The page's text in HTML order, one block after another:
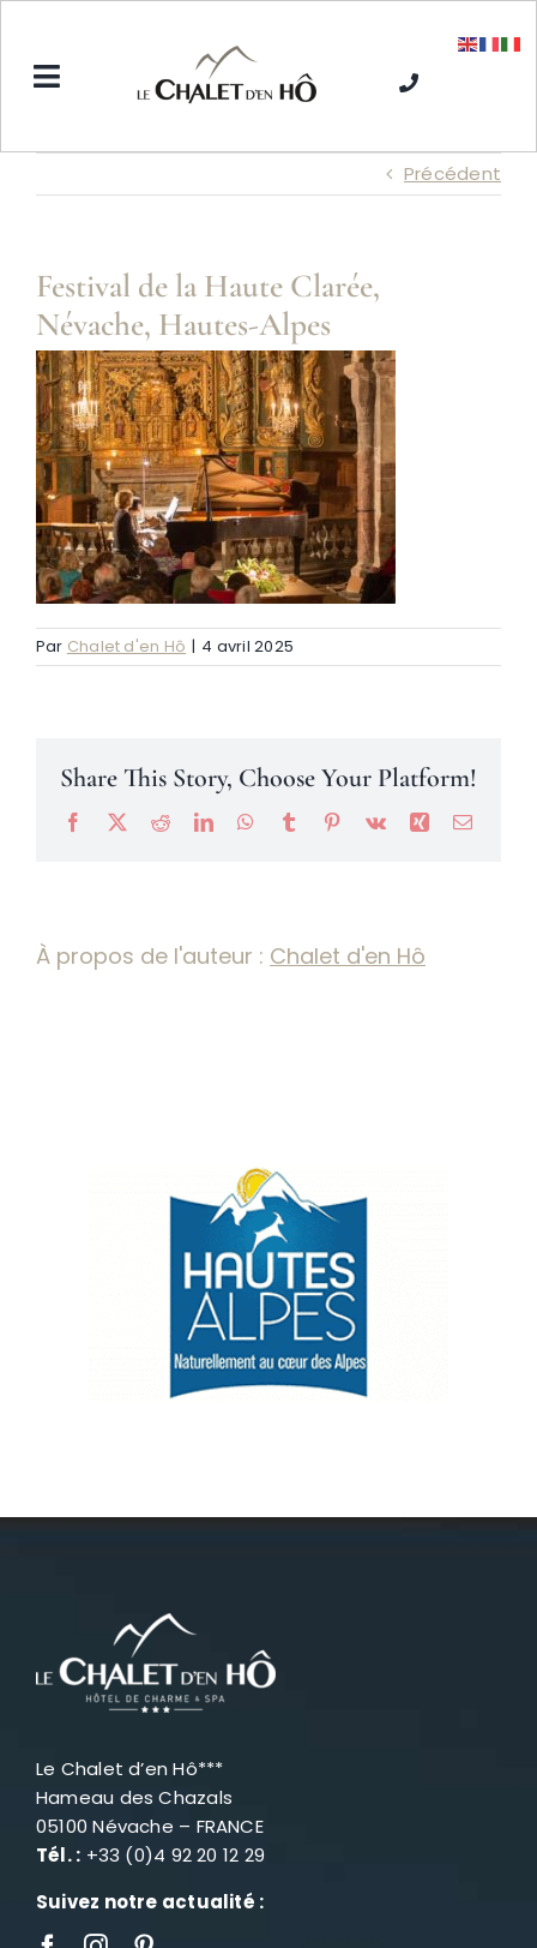
contenu
Toggle
Navigation
Accueil
Séjours hiver
Séjours été
Tarifs
Névache
Précédent
Festival de la Haute Clarée,
Névache, Hautes-Alpes
Par Chalet d'en Hô | 4 avril 2025
Share This Story, Choose Your Platform!
Facebook
X RedditLinkedInWhatsApp
TumblrPinterest
Vk Xing Email
À propos de l'auteur : Chalet d'en Hô
Le Chalet d’en Hô***
Hameau des Chazals
05100 Névache – FRANCE
Tél. : +33 (0)4 92 20 12 29
Suivez notre actualité :